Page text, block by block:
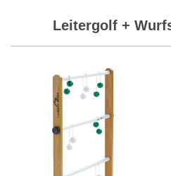
Leitergolf +